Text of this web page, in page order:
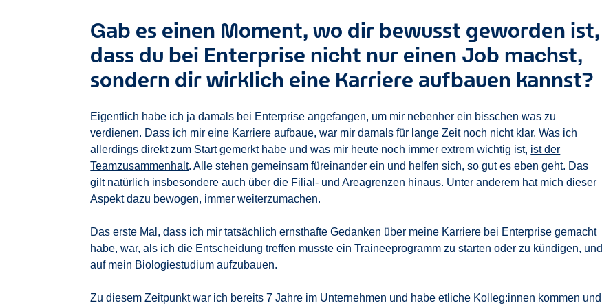
Gab es einen Moment, wo dir bewusst geworden ist,
dass du bei Enterprise nicht nur einen Job machst,
sondern dir wirklich eine Karriere aufbauen kannst?
Eigentlich habe ich ja damals bei Enterprise angefangen, um mir nebenher ein bisschen was zu
verdienen. Dass ich mir eine Karriere aufbaue, war mir damals für lange Zeit noch nicht klar. Was ich
allerdings direkt zum Start gemerkt habe und was mir heute noch immer extrem wichtig ist, ist der
Teamzusammenhalt. Alle stehen gemeinsam füreinander ein und helfen sich, so gut es eben geht. Das
gilt natürlich insbesondere auch über die Filial- und Areagrenzen hinaus. Unter anderem hat mich dieser
Aspekt dazu bewogen, immer weiterzumachen.
Das erste Mal, dass ich mir tatsächlich ernsthafte Gedanken über meine Karriere bei Enterprise gemacht
habe, war, als ich die Entscheidung treffen musste ein Traineeprogramm zu starten oder zu kündigen, und
auf mein Biologiestudium aufzubauen.
Zu diesem Zeitpunkt war ich bereits 7 Jahre im Unternehmen und habe etliche Kolleg:innen kommen und